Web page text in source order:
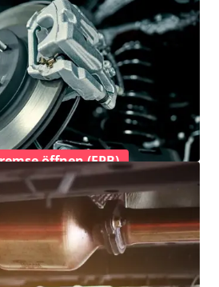
öffnen (EPB)